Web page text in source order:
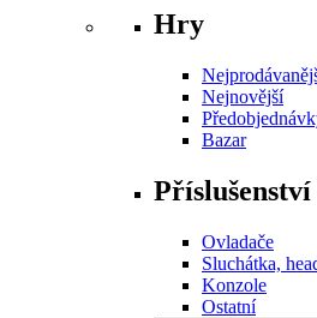
Hry
Nejnovější
Bazar
Příslušenství
Ovladače
Sluchátka,
Konzole
Ostatní